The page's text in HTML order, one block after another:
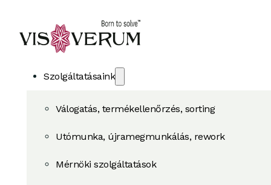
Szolgáltatásaink
Válogatás, termékellenőrzés, sorting
Utómunka, újramegmunkálás, rework
Mérnöki szolgáltatások